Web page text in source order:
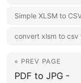
Simple XLSM to
convert xlsm to csv
« PREV PAGE
PDF to JPG -